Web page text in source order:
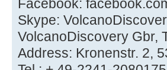
Facebook:
Skype:
VolcanoDiscovery Gbr,
Address: Kronenstr. 2,